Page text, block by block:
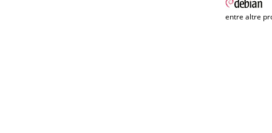
entre altre